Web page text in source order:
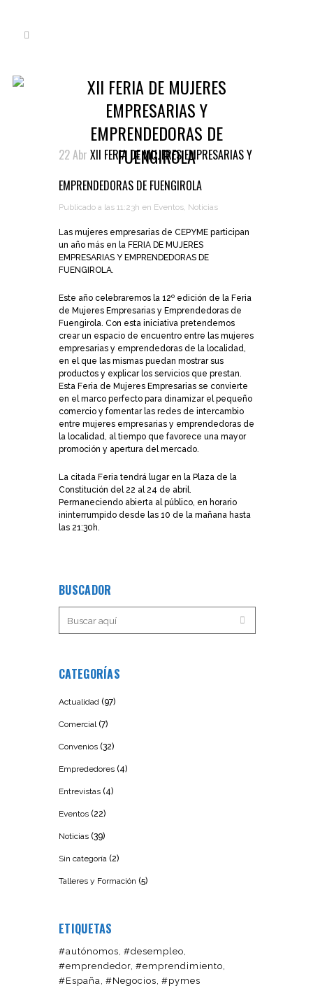
XII FERIA DE MUJERES
EMPRESARIAS Y
EMPRENDEDORAS DE
FUENGIROLA
22 Abr XII FERIA DE MUJERES EMPRESARIAS Y
EMPRENDEDORAS DE FUENGIROLA
Publicado a las 11:23h en Eventos, Noticias
Las mujeres empresarias de CEPYME participan
un año más en la FERIA DE MUJERES
EMPRESARIAS Y EMPRENDEDORAS DE
FUENGIROLA.
Este año celebraremos la 12º edición de la Feria
de Mujeres Empresarias y Emprendedoras de
Fuengirola. Con esta iniciativa pretendemos
crear un espacio de encuentro entre las mujeres
empresarias y emprendedoras de la localidad,
en el que las mismas puedan mostrar sus
productos y explicar los servicios que prestan.
Esta Feria de Mujeres Empresarias se convierte
en el marco perfecto para dinamizar el pequeño
comercio y fomentar las redes de intercambio
entre mujeres empresarias y emprendedoras de
la localidad, al tiempo que favorece una mayor
promoción y apertura del mercado.
La citada Feria tendrá lugar en la Plaza de la
Constitución del 22 al 24 de abril.
Permaneciendo abierta al público, en horario
ininterrumpido desde las 10 de la mañana hasta
las 21:30h.
BUSCADOR
CATEGORÍAS
Actualidad (97)
Comercial(7)
Convenios (32)
Emprededores (4)
Entrevistas (4)
Eventos (22)
Noticias (39)
Sin categoría (2)
Talleres y Formación (5)
ETIQUETAS
#autónomos #desempleo
#emprendedor #emprendimiento
#España #Negocios #pymes